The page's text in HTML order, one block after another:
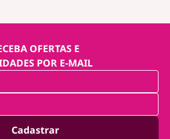
OFERTAS E
POR E-MAIL
Cadastrar